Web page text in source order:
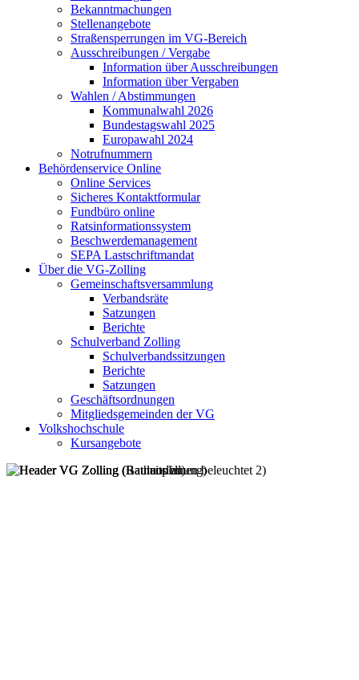
Bekanntmachungen
Stellenangebote
Straßensperrungen im VG-Bereich
Ausschreibungen / Vergabe
Information über Ausschreibungen
Information über Vergaben
Wahlen / Abstimmungen
Kommunalwahl 2026
Bundestagswahl 2025
Europawahl 2024
Notrufnummern
Behördenservice Online
Online Services
Sicheres Kontaktformular
Fundbüro online
Ratsinformationssystem
Beschwerdemanagement
SEPA Lastschriftmandat
Über die VG-Zolling
Gemeinschaftsversammlung
Verbandsräte
Satzungen
Berichte
Schulverband Zolling
Schulverbandssitzungen
Berichte
Satzungen
Geschäftsordnungen
Mitgliedsgemeinden der VG
Volkshochschule
Kursangebote